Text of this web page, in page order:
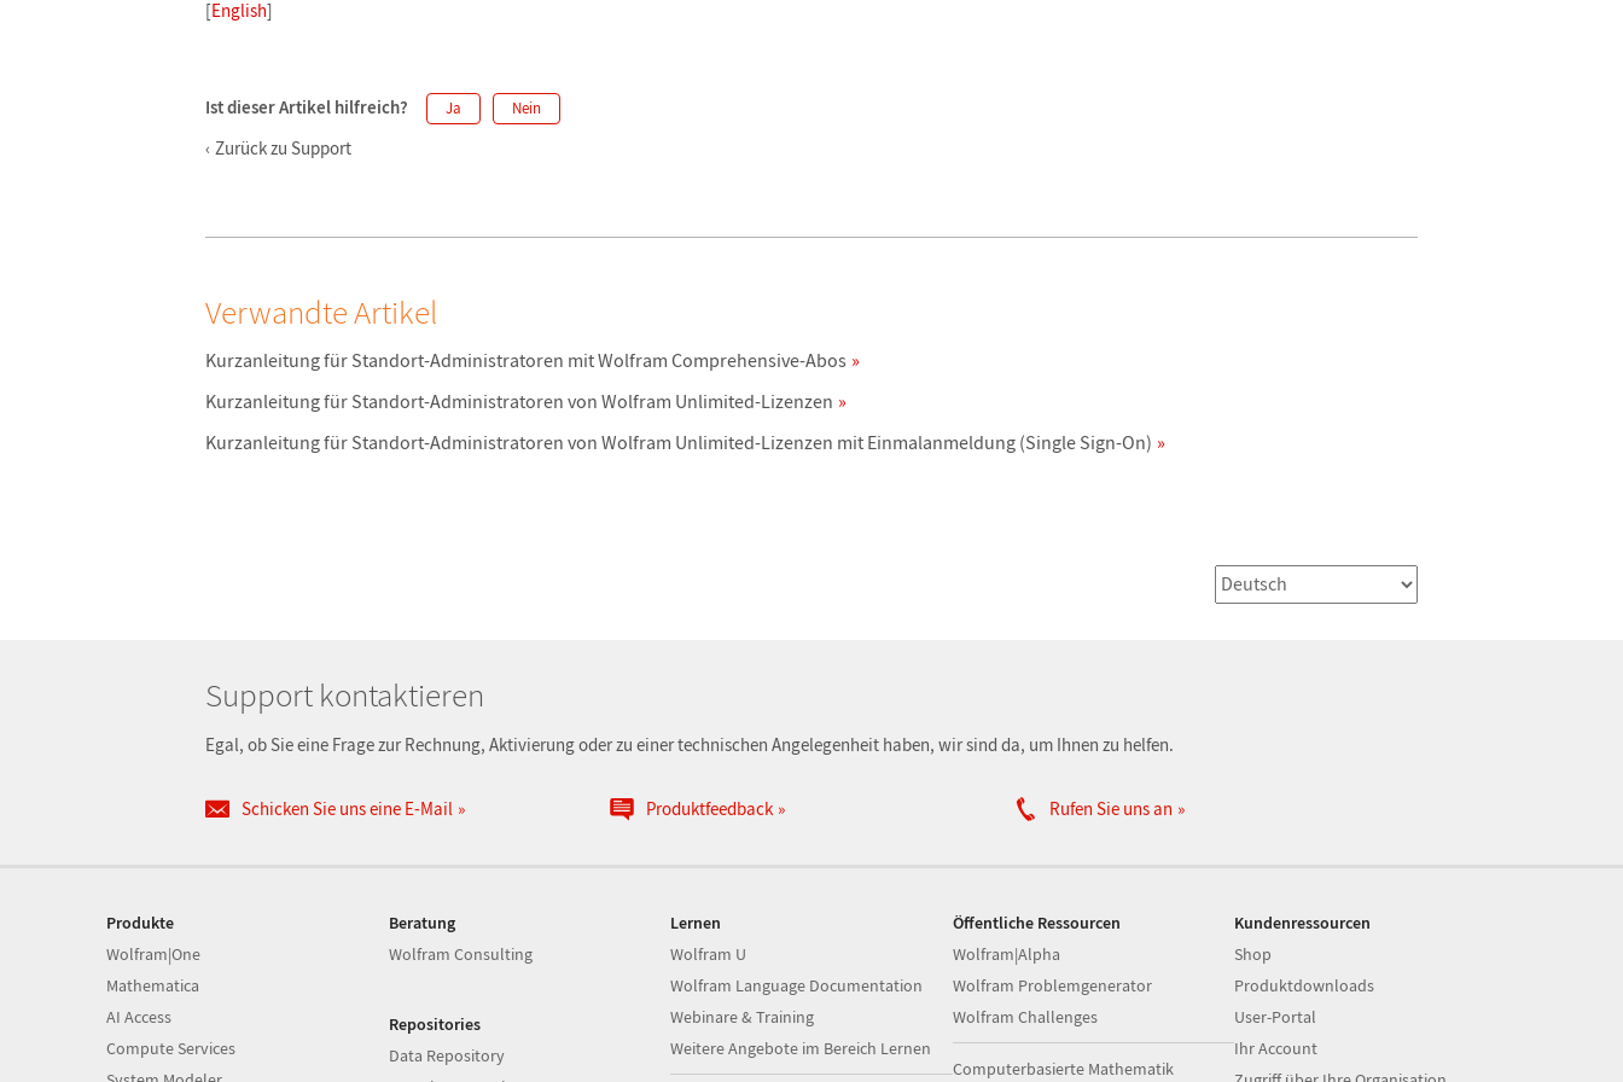
[English]
Ist dieser Artikel hilfreich? Ja Nein
Zurück zu Support
Verwandte Artikel
Kurzanleitung für Standort-Administratoren mit Wolfram Comprehensive-Abos
Kurzanleitung für Standort-Administratoren von Wolfram Unlimited-Lizenzen
Kurzanleitung für Standort-Administratoren von Wolfram Unlimited-Lizenzen mit Einmalanmeldung (Single Sign-On)
Support kontaktieren
Egal, ob Sie eine Frage zur Rechnung, Aktivierung oder zu einer technischen Angelegenheit haben, wir sind da, um Ihnen zu helfen.
Schicken Sie uns eine E-Mail Produktfeedback Rufen Sie uns an
Produkte
Wolfram|One
Mathematica
AI Access
Compute Services
Beratung
Wolfram Consulting
Repositories
Data Repository
Lernen
Wolfram U
Wolfram Language Documentation
Webinare & Training
Weitere Angebote im Bereich Lernen
Öffentliche Ressourcen
Wolfram|Alpha
Wolfram Problemgenerator
Wolfram Challenges
Computerbasierte Mathematik
Kundenressourcen
Shop
Produktdownloads
User-Portal
Ihr Account